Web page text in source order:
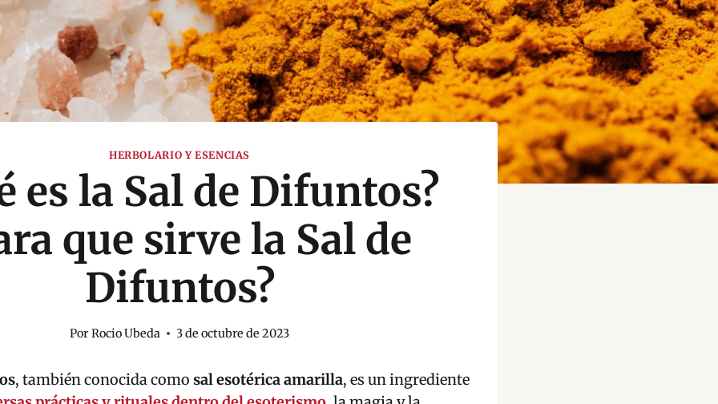
HERBOLARIO Y ESENCIAS
es la Sal de Difuntos?
que sirve la Sal de
Difuntos?
PorRocio Ubeda 3 de octubre de 2023
, también conocida como sal esotérica amarilla, es un ingrediente